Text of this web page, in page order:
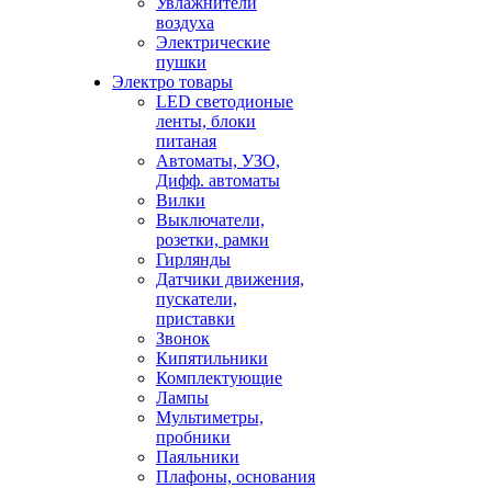
воздуха
Электрические
пушки
Электро товары
LED светодионые
ленты, блоки
питаная
Автоматы, УЗО,
Дифф. автоматы
Вилки
Выключатели,
розетки, рамки
Гирлянды
Датчики движения,
пускатели,
приставки
Звонок
Кипятильники
Комплектующие
Лампы
Мультиметры,
пробники
Паяльники
Плафоны, основания